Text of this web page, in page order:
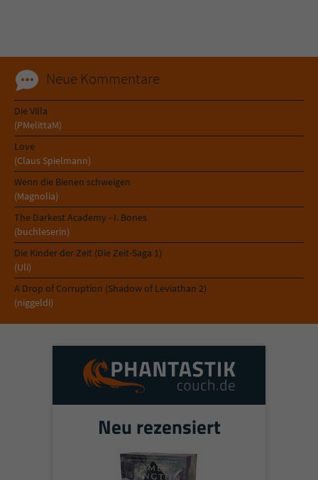
Neue Kommentare
Die Villa
(PMelittaM)
Love
(Claus Spielmann)
Wenn die Bienen schweigen
(Magnolia)
The Darkest Academy - I. Bones
(buchleserin)
Die Kinder der Zeit (Die Zeit-Saga 1)
(Uli)
A Drop of Corruption (Shadow of Leviathan 2)
(niggeldi)
Neu rezensiert